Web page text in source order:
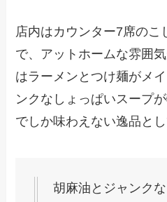
店内はカウンター7席のこ
で、アットホームな雰囲
はラーメンとつけ麺がメ
ンクなしょっぱいスープ
でしか味わえない逸品とし
胡麻油とジャンク